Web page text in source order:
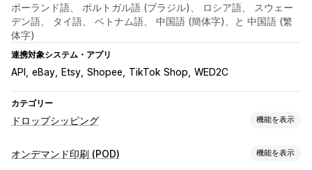
ポーランド語、 ポルトガル語 (ブラジル)、 ロシア語、 スウェー
デン語、 タイ語、 ベトナム語、 中国語 (簡体字)、と 中国語 (繁
体字)
連携対象システム・アプリ
API eBay Etsy Shopee TikTok Shop WED2C
カテゴリー
ドロップシッピング 機能を表示
販売可能な商品
オンデマンド印刷 (POD) 機能を表示